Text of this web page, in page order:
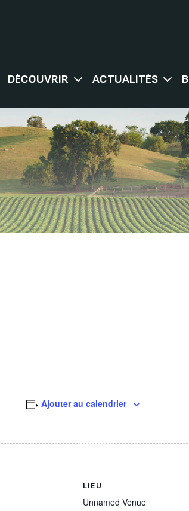
DÉCOUVRIR ACTUALITÉS
Ajouter au calendrier
LIEU
Unnamed Venue